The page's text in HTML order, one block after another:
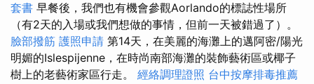
套書 早餐後，我們也有機會參觀Aorlando的標誌性場所
（有2天的入場或我們想做的事情，但前一天被錯過了）。
臉部撥筋 護照申請 第14天，在美麗的海灘上的邁阿密/陽光
明媚的Islespijenne，在時尚南部海灘的裝飾藝術區或椰子
樹上的老藝術家區行走。 經絡調理證照 台中按摩排毒推薦